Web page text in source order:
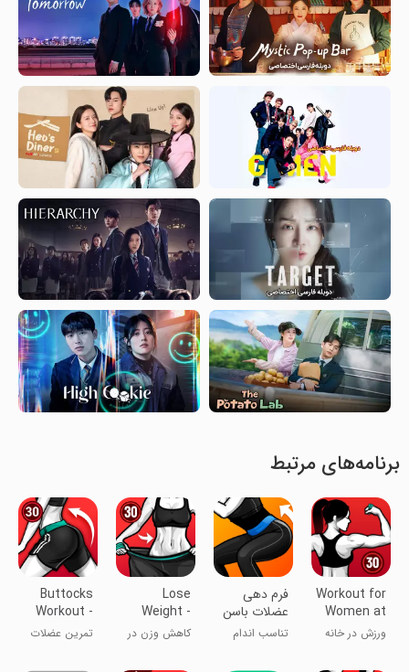
برنامه‌های مرتبط
Workout for
Women at
home
ورزش در خانه
فرم دهی
عضلات باسن
تناسب اندام
Lose
Weight -
Weight
Loss App
کاهش وزن در
Buttocks
Workout -
Hips, Butt
تمرین عضلات